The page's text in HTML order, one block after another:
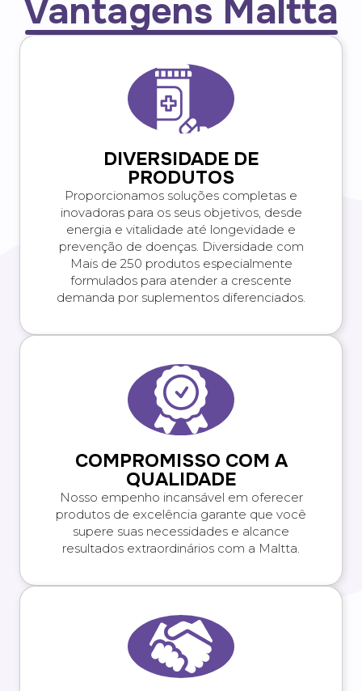
Vantagens Maltta
DIVERSIDADE DE
PRODUTOS
Proporcionamos soluções completas e
inovadoras para os seus objetivos, desde
energia e vitalidade até longevidade e
prevenção de doenças. Diversidade com
Mais de 250 produtos especialmente
formulados para atender a crescente
demanda por suplementos diferenciados.
COMPROMISSO COM A
QUALIDADE
Nosso empenho incansável em oferecer
produtos de excelência garante que você
supere suas necessidades e alcance
resultados extraordinários com a Maltta.